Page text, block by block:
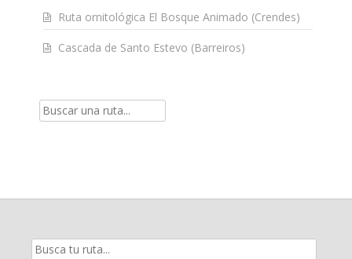
Ruta ornitológica El Bosque Animado (Crendes)
Cascada de Santo Estevo (Barreiros)
Resultados